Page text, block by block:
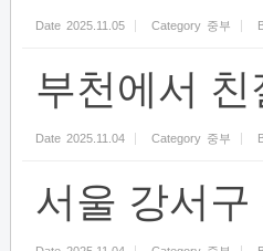
Date 2025.11.05 Category 중부
부천에서
Date 2025.11.04 Category 중부
서울 강서